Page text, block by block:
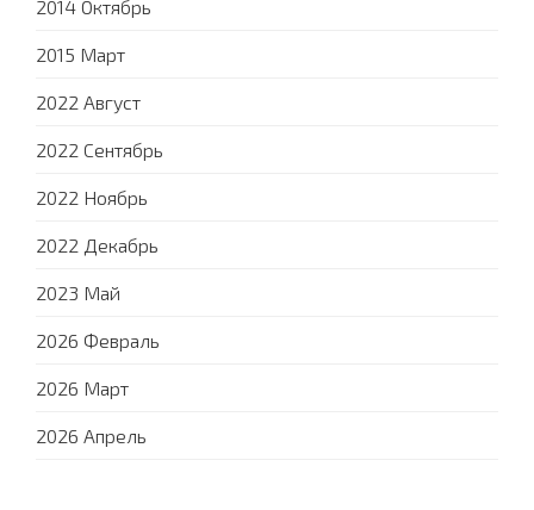
2014 Октябрь
2015 Март
2022 Август
2022 Сентябрь
2022 Ноябрь
2022 Декабрь
2023 Май
2026 Февраль
2026 Март
2026 Апрель